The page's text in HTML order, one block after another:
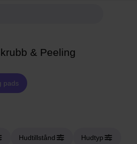
& Peeling
pads
Hudtillstånd Hudtyp